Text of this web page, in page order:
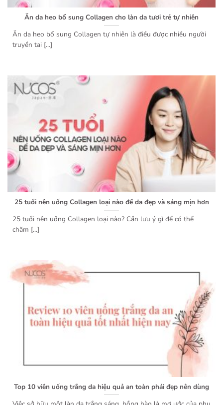
Ăn da heo bổ sung Collagen cho làn da tươi trẻ tự nhiên
Ăn da heo bổ sung Collagen tự nhiên là điều được nhiều người
truyền tai [...]
25 tuổi nên uống Collagen loại nào để da đẹp và sáng mịn hơn
25 tuổi nên uống Collagen loại nào? Cần lưu ý gì để có thể
chăm [...]
Top 10 viên uống trắng da hiệu quả an toàn phái đẹp nên dùng